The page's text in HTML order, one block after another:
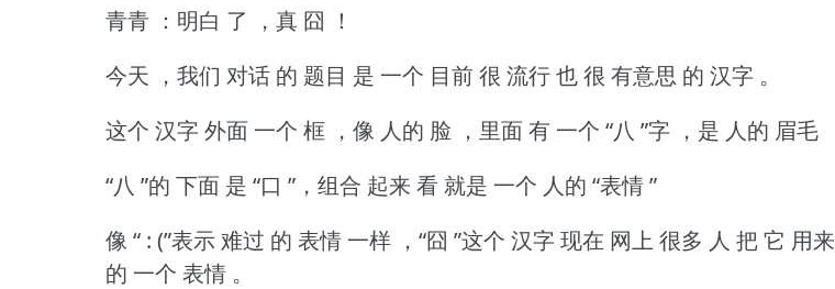
青青 ：明白 了 ，真 囧 ！
今天 ，我们 对话 的 题目 是 一个 目前 很 流行 也 很 有意思 的 汉字 。
这个 汉字 外面 一个 框 ，像 人的 脸 ，里面 有 一个 “八 ”字 ，是 人的 眉毛
“八 ”的 下面 是 “口 ”，组合 起来 看 就是 一个 人的 “表情 ”
像 “ : (”表示 难过 的 表情 一样 ，“囧 ”这个 汉字 现在 网上 很多 人 把 它 用
的 一个 表情 。